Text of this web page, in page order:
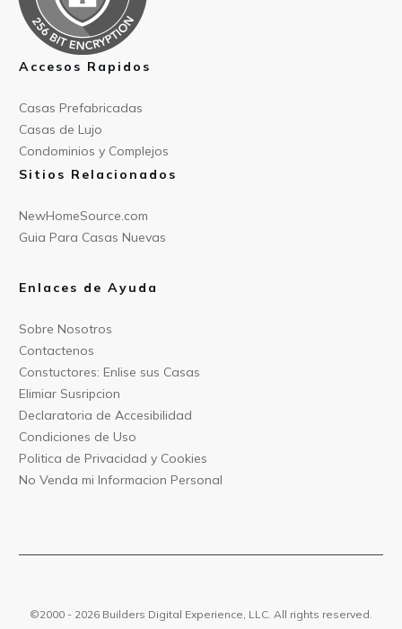
Accesos Rapidos
Casas Prefabricadas
Casas de Lujo
Condominios y Complejos
Sitios Relacionados
NewHomeSource.com
Guia Para Casas Nuevas
Enlaces de Ayuda
Sobre Nosotros
Contactenos
Constuctores: Enlise sus Casas
Elimiar Susripcion
Declaratoria de Accesibilidad
Condiciones de Uso
Politica de Privacidad y Cookies
No Venda mi Informacion Personal
©2000 - 2026 Builders Digital Experience, LLC. All rights reserved.